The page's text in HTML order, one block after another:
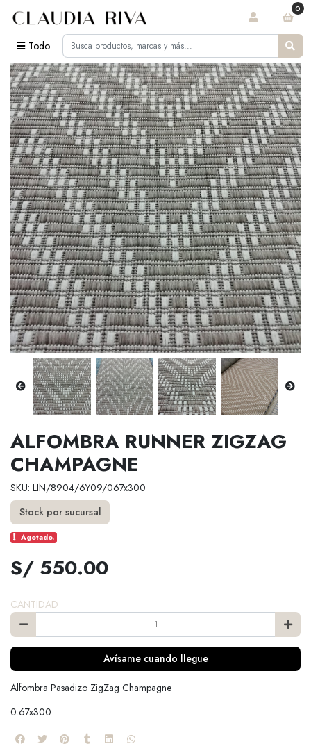
Todo
0
ALFOMBRA RUNNER ZIGZAG
CHAMPAGNE
SKU: LIN/8904/6Y09/067x300
Stock por sucursal
Agotado.
S/ 550.00
CANTIDAD
Avísame cuando llegue
Alfombra Pasadizo ZigZag Champagne
0.67x300